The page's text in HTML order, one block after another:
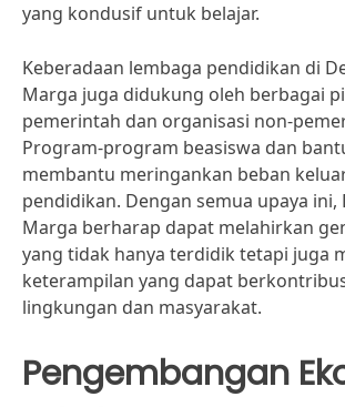
yang kondusif untuk belajar.
Keberadaan lembaga pendidikan di
Marga juga didukung oleh berbagai
pemerintah dan organisasi non-
Program-program beasiswa dan
membantu meringankan beban
pendidikan. Dengan semua upaya ini,
Marga berharap dapat melahirkan
yang tidak hanya terdidik tetapi juga
keterampilan yang dapat
lingkungan dan masyarakat.
Pengembangan